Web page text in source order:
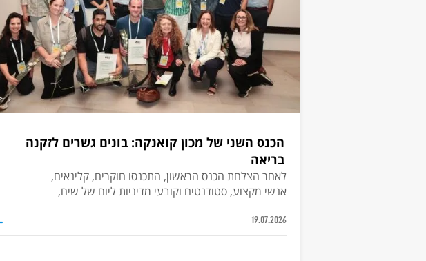
19.07.2026
הכנס השני של מכון קואנקה: בונים גשרים לזקנה
בריאה
לאחר הצלחת הכנס הראשון, התכנסו חוקרים, קלינאים,
אנשי מקצוע, סטודנטים וקובעי מדיניות ליום של שיח,
עופר עמרם